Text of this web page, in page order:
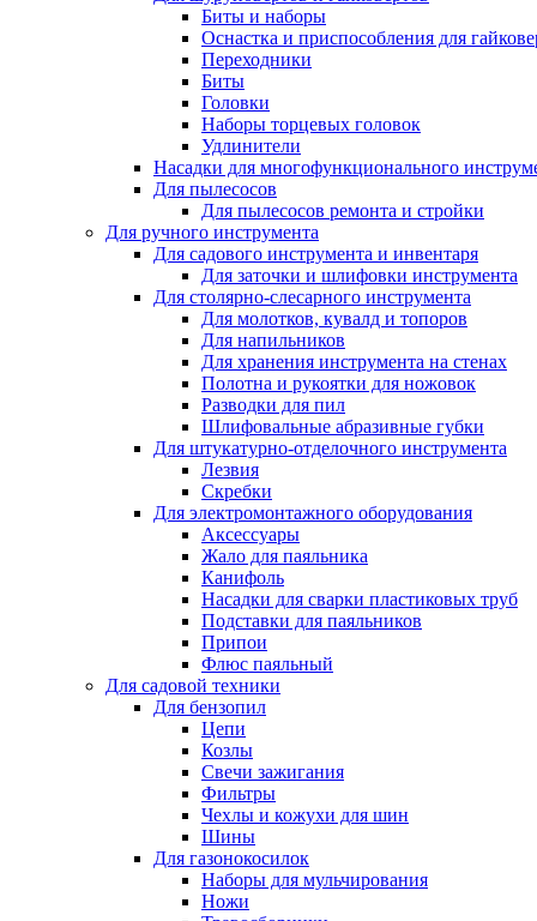
Биты и наборы
Оснастка и приспособления для
Переходники
Биты
Головки
Наборы торцевых головок
Удлинители
Насадки для многофункционального
Для пылесосов
Для пылесосов ремонта и стройки
Для ручного инструмента
Для садового инструмента и инвентаря
Для заточки и шлифовки инструмента
Для столярно-слесарного инструмента
Для молотков, кувалд и топоров
Для напильников
Для хранения инструмента на стенах
Полотна и рукоятки для ножовок
Разводки для пил
Шлифовальные абразивные губки
Для штукатурно-отделочного инструмента
Лезвия
Скребки
Для электромонтажного оборудования
Аксессуары
Жало для паяльника
Канифоль
Насадки для сварки пластиковых труб
Подставки для паяльников
Припои
Флюс паяльный
Для садовой техники
Для бензопил
Цепи
Козлы
Свечи зажигания
Фильтры
Чехлы и кожухи для шин
Шины
Для газонокосилок
Наборы для мульчирования
Ножи